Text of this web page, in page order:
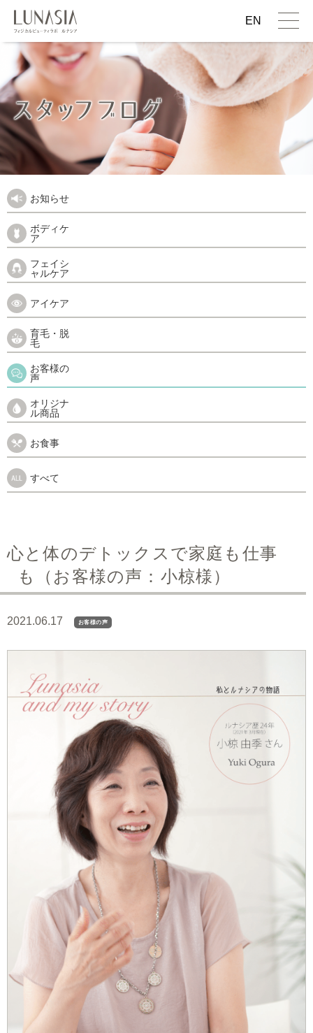
EN
お知らせ
ボディケ
ア
フェイシ
ャルケア
アイケア
育毛・脱
毛
お客様の
声
オリジナ
ル商品
お食事
すべて
心と体のデトックスで家庭も仕事
も（お客様の声：小椋様）
2021.06.17 お客様の声